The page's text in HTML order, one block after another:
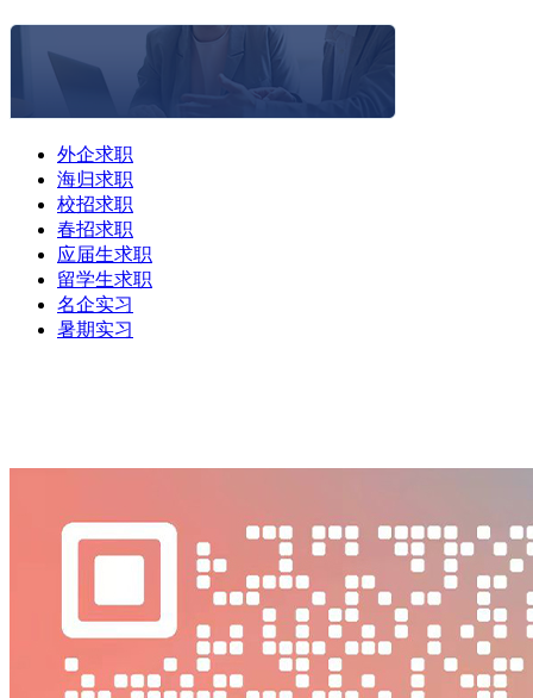
外企求职
海归求职
校招求职
春招求职
应届生求职
留学生求职
名企实习
暑期实习